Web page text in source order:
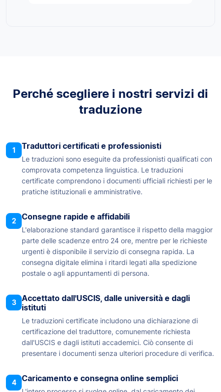
Perché scegliere i nostri servizi di
traduzione
1 Traduttori certificati e professionisti
Le traduzioni sono eseguite da professionisti qualificati con
comprovata competenza linguistica. Le traduzioni
certificate comprendono i documenti ufficiali richiesti per le
pratiche istituzionali e amministrative.
2 Consegne rapide e affidabili
L'elaborazione standard garantisce il rispetto della maggior
parte delle scadenze entro 24 ore, mentre per le richieste
urgenti è disponibile il servizio di consegna rapida. La
consegna digitale elimina i ritardi legati alla spedizione
postale o agli appuntamenti di persona.
3
Accettato dall'USCIS, dalle università e dagli
istituti
Le traduzioni certificate includono una dichiarazione di
certificazione del traduttore, comunemente richiesta
dall'USCIS e dagli istituti accademici. Ciò consente di
presentare i documenti senza ulteriori procedure di verifica.
4 Caricamento e consegna online semplici